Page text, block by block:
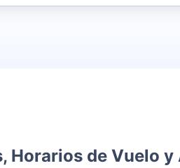
Horarios de Vuelo y